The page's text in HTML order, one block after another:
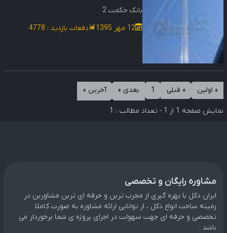
بانک حکمت 2
12 مهر 1395
دفعات بازدید : 4778
« اولين « قبلی 1 بعدی » آخرين »
نمایش صفحه 1 از 1 - تعداد مطالب : 1
مشاوره رایگان و تخصصی
ایران دکل با بهره گیری از مجرب ترین و حرفه ای ترین مشاورین در
زمینه ساخت انواع دکل ، از توانایی ارائه مشاوره به صورت کاملا
تخصصی و حرفه ای جهت سهولت در اجرای پروژه ی شما برخوردار می
باشد .